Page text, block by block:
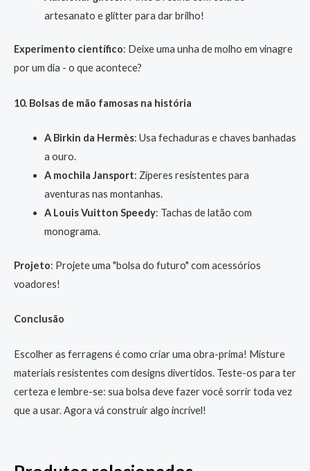
artesanato e glitter para dar brilho!
Experimento científico: Deixe uma unha de molho em vinagre
por um dia - o que acontece?
10. Bolsas de mão famosas na história
A Birkin da Hermès: Usa fechaduras e chaves banhadas
a ouro.
A mochila Jansport: Zíperes resistentes para
aventuras nas montanhas.
A Louis Vuitton Speedy: Tachas de latão com
monograma.
Projeto: Projete uma "bolsa do futuro" com acessórios
voadores!
Conclusão
Escolher as ferragens é como criar uma obra-prima! Misture
materiais resistentes com designs divertidos. Teste-os para ter
certeza e lembre-se: sua bolsa deve fazer você sorrir toda vez
que a usar. Agora vá construir algo incrível!